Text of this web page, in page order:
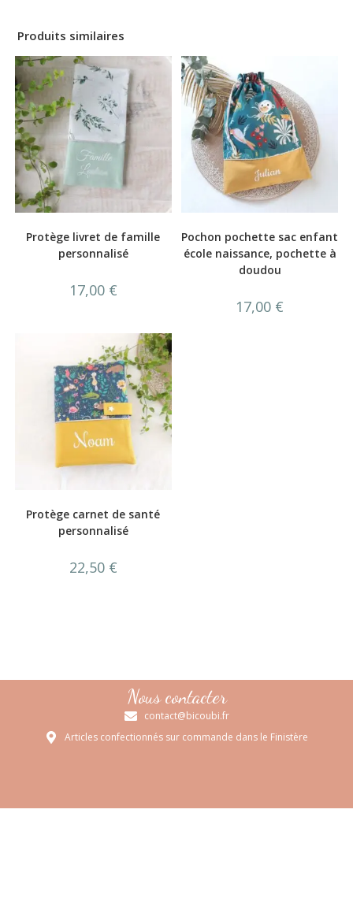
Produits similaires
Protège livret de famille
personnalisé
17,00 €
Pochon pochette sac enfant
école naissance, pochette à
doudou
17,00 €
Protège carnet de santé
personnalisé
22,50 €
Nous contacter
contact@bicoubi.fr
Articles confectionnés sur commande dans le Finistère